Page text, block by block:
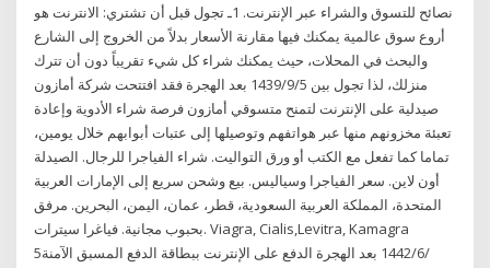
نصائح للتسوق والشراء عبر الإنترنت. 1ـ تجول قبل أن تشتري: الانترنت هو
أروع سوق عالمية يمكنك فيها مقارنة الأسعار بدلاً من الخروج إلى الشارع
والبحث في المحلات، حيث يمكنك شراء كل شيء تقريباً دون أن تترك
منزلك، لذا تجول بين 5‏‏/9‏‏/1439 بعد الهجرة فقد افتتحت شركة أمازون
صيدلية على الإنترنت لتمنح متسوقي أمازون فرصة شراء الأدوية وإعادة
تعبئة مخزونهم منها عبر هواتفهم وتوصيلها إلى عتبات أبوابهم خلال يومين،
تماما كما تفعل مع الكتب أو ورق التواليت. شراء الفياجرا للرجال. الصيدلة
أون لاين. سعر الفياجرا وسياليس. بيع وشحن سريع إلى الإمارات العربية
المتحدة، المملكة العربية السعودية، قطر، عمان، اليمن، البحرين. مرفق
بحبوب مجانية. فياغرا سيترات. Viagra, Cialis,Levitra, Kamagra
5‏‏/6‏‏/1442 بعد الهجرة الدفع على الإنترنت ببطاقة الدفع المسبق الآمنة